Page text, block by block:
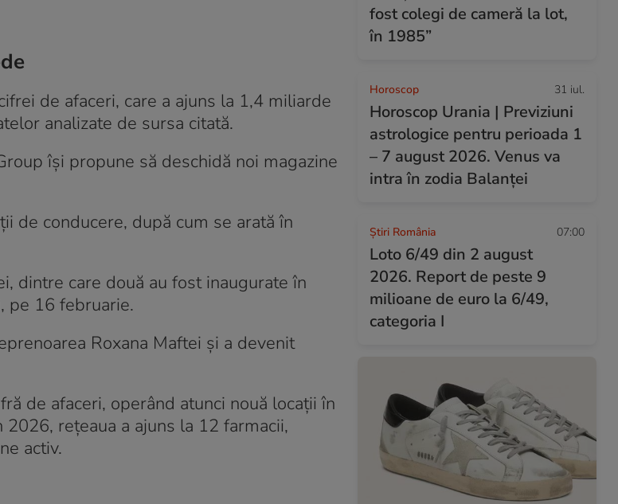
de afaceri, care a ajuns la 1,4 miliarde
analizate de sursa citată.
își propune să deschidă noi magazine
de conducere, după cum se arată în
dintre care două au fost inaugurate în
pe 16 februarie.
Roxana Maftei și a devenit
de afaceri, operând atunci nouă locații în
rețeaua a ajuns la 12 farmacii,
activ.
fost colegi de cameră la lot,
în 1985”
Horoscop 31 iul.
Horoscop Urania | Previziuni
astrologice pentru perioada 1
– 7 august 2026. Venus va
intra în zodia Balanței
Știri România 07:00
Loto 6/49 din 2 august
2026. Report de peste 9
milioane de euro la 6/49,
categoria I